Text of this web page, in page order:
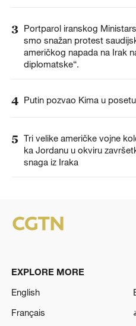
3 Portparol iranskog
smo snažan protest
američkog napada na Irak
diplomatske“.
4 Putin pozvao Kima u
5 Tri velike američke vojne
ka Jordanu u okviru
snaga iz Iraka
EXPLORE MORE
English
Français